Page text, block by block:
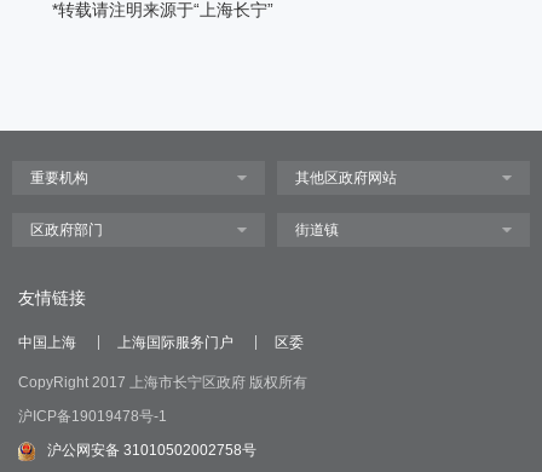
*转载请注明来源于“上海长宁”
友情链接
中国上海 上海国际服务门户 区委
CopyRight 2017 上海市长宁区政府 版权所有
沪ICP备19019478号-1
沪公网安备 31010502002758号